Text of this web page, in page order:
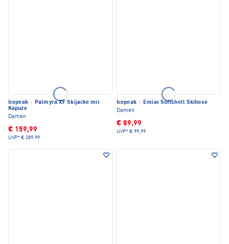
Icepeak · Palmyra XF Skijacke mit
Kapuze
Damen
€ 159,99
UVP* € 289,99
Icepeak · Entiat Softshell Skihose
Damen
€ 89,99
UVP* € 99,99